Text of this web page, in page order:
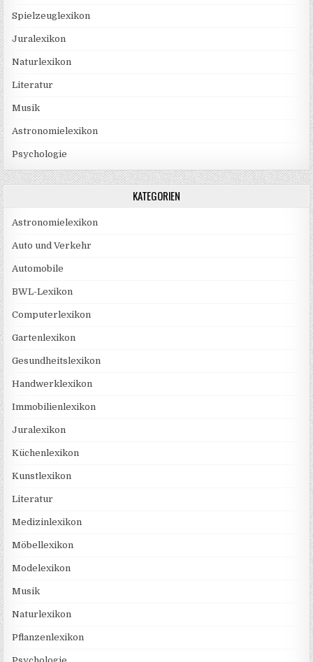
Spielzeuglexikon
Juralexikon
Naturlexikon
Literatur
Musik
Astronomielexikon
Psychologie
KATEGORIEN
Astronomielexikon
Auto und Verkehr
Automobile
BWL-Lexikon
Computerlexikon
Gartenlexikon
Gesundheitslexikon
Handwerklexikon
Immobilienlexikon
Juralexikon
Küchenlexikon
Kunstlexikon
Literatur
Medizinlexikon
Möbellexikon
Modelexikon
Musik
Naturlexikon
Pflanzenlexikon